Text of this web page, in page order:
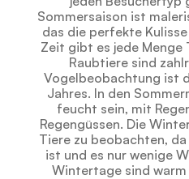
Sommersaison ist
das die perfekte
Zeit gibt es jede Menge
Raubtiere sind
Vogelbeobachtung ist
Jahres. In den
feucht sein, mit
Regengüssen. Die
Tiere zu beobachten,
ist und es nur wenige
Wintertage sind